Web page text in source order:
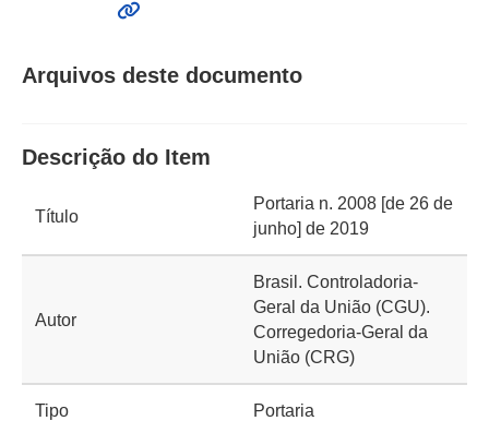
Arquivos deste documento
Descrição do Item
Título
Portaria n. 2008 [de 26 de
junho] de 2019
Autor
Brasil. Controladoria-
Geral da União (CGU).
Corregedoria-Geral da
União (CRG)
Tipo Portaria